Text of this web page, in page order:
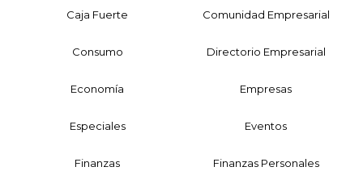
Caja Fuerte Comunidad Empresarial
Consumo Directorio Empresarial
Economía Empresas
Especiales Eventos
Finanzas Finanzas Personales